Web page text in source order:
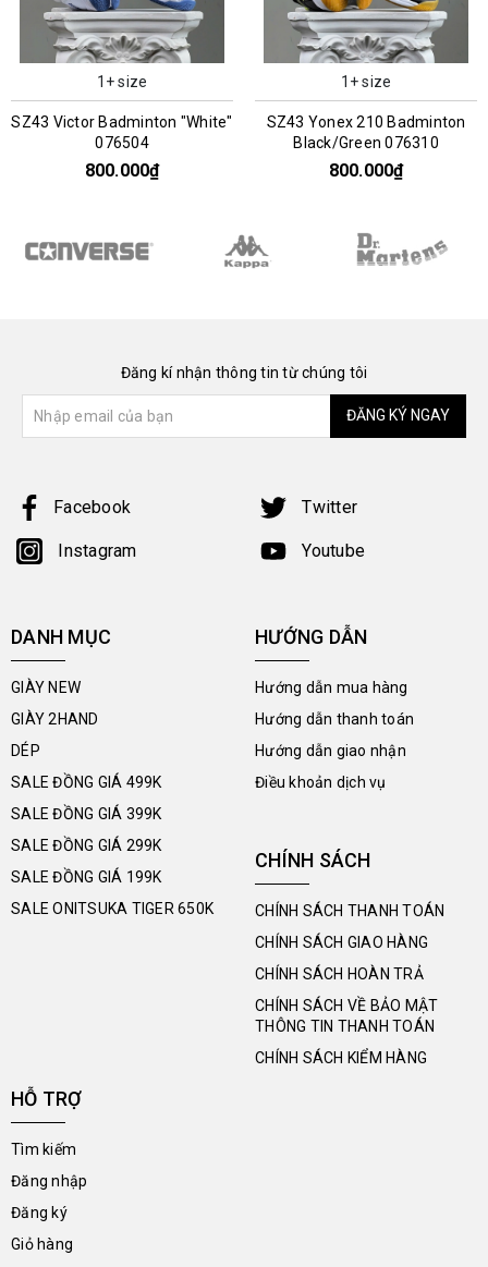
Badminton "White"
SZ43 Yonex 210 Badminton
Black/Green 076310
SZ43
Đăng kí nhận thông tin từ chúng tôi
ĐĂNG KÝ NGAY
Facebook Twitter
Instagram Youtube
DANH MỤC
GIÀY NEW
GIÀY 2HAND
DÉP
SALE ĐỒNG GIÁ 499K
SALE ĐỒNG GIÁ 399K
SALE ĐỒNG GIÁ 299K
SALE ĐỒNG GIÁ 199K
SALE ONITSUKA TIGER 650K
HƯỚNG DẪN
Hướng dẫn mua hàng
Hướng dẫn thanh toán
Hướng dẫn giao nhận
Điều khoản dịch vụ
CHÍNH SÁCH
CHÍNH SÁCH THANH TOÁN
CHÍNH SÁCH GIAO HÀNG
CHÍNH SÁCH HOÀN TRẢ
CHÍNH SÁCH VỀ BẢO MẬT
THÔNG TIN THANH TOÁN
CHÍNH SÁCH KIỂM HÀNG
HỖ TRỢ
Tìm kiếm
Đăng nhập
Đăng ký
Giỏ hàng